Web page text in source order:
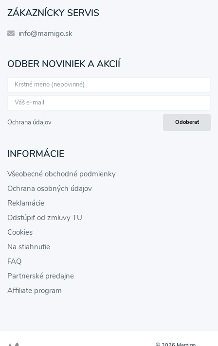
ZÁKAZNÍCKY SERVIS
info@mamigo.sk
ODBER NOVINIEK A AKCIÍ
Ochrana údajov Odoberať
INFORMÁCIE
Všeobecné obchodné podmienky
Ochrana osobných údajov
Reklamácie
Odstúpiť od zmluvy TU
Cookies
Na stiahnutie
FAQ
Partnerské predajne
Affiliate program